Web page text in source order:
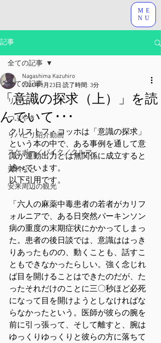
ME
NU
記事
全ての記事
リハビリ
つぶやき
リハビリ紹介動画
スケボー／バイク／クルマ
資料など
安来周辺の観光
全ての記事
「意識の探求（上）」を読
んでいて･･･
Nagashima Kazuhiro
2021年3月23日 読了時間: 3分
クリストフ・コッホは「意識の探求」
という本の中で、ある事例を通して意
識が運動出力とは無関係に成立すると
述べています。
以下引用です。
「六人の麻薬中毒患者の若者がカリフ
ォルニアで、ある日突然パーキンソン
病の重度の末期症状にかかってしまっ
た。患者の後日談では、意識ははっき
りあったものの、動くことも、話すこ
ともできなかったらしい。強く念じれ
ば目を開けることはできたのだが、た
ったそれだけのことに三〇秒ほど必死
になって目を開けようとしなければな
らなかったという。医師が彼らの腕を
前に引っ張って、そして離すと、腕は
ゆっくりゆっくりと彼らの方に落ちて